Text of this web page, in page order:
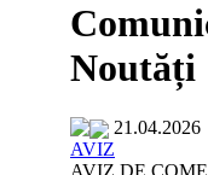
Noutăți
21.04.2026
AVIZ